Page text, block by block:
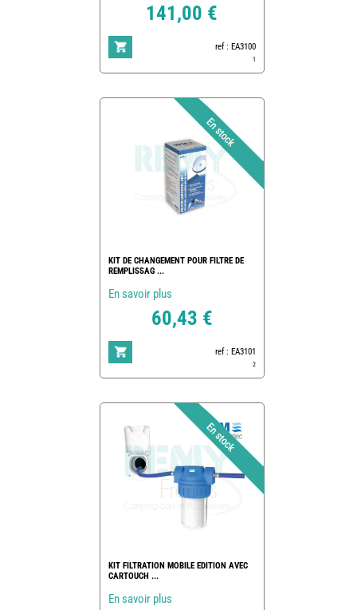
141,00 €
ref : EA3100
1
KIT DE CHANGEMENT POUR FILTRE DE
REMPLISSAG ...
En savoir plus
60,43 €
ref : EA3101
2
KIT FILTRATION MOBILE EDITION AVEC
CARTOUCH ...
En savoir plus